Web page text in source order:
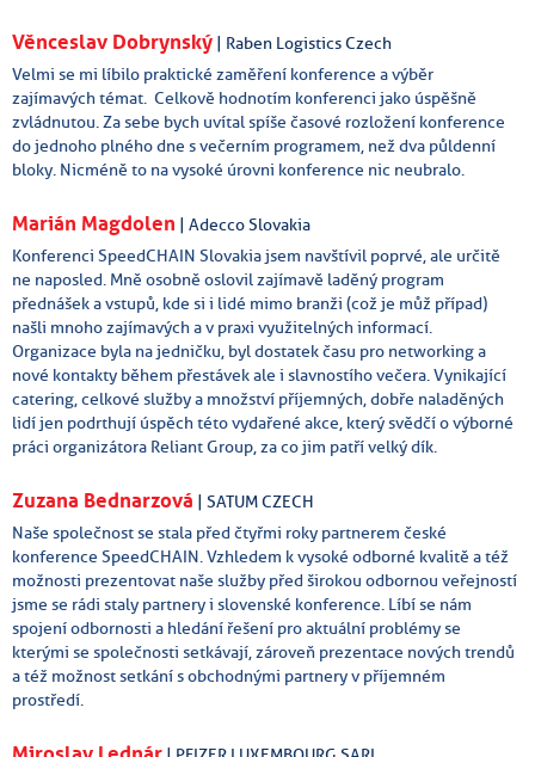
Věnceslav Dobrynský | Raben Logistics Czech
Velmi se mi líbilo praktické zaměření konference a výběr
zajímavých témat. Celkově hodnotím konferenci jako úspěšně
zvládnutou. Za sebe bych uvítal spíše časové rozložení konference
do jednoho plného dne s večerním programem, než dva půldenní
bloky. Nicméně to na vysoké úrovni konference nic neubralo.
Marián Magdolen | Adecco Slovakia
Konferenci SpeedCHAIN Slovakia jsem navštívil poprvé, ale určitě
ne naposled. Mně osobně oslovil zajímavě laděný program
přednášek a vstupů, kde si i lidé mimo branži (což je můž případ)
našli mnoho zajímavých a v praxi využitelných informací.
Organizace byla na jedničku, byl dostatek času pro networking a
nové kontakty během přestávek ale i slavnostího večera. Vynikající
catering, celkové služby a množství příjemných, dobře naladěných
lidí jen podrthují úspěch této vydařené akce, který svědčí o výborné
práci organizátora Reliant Group, za co jim patří velký dík.
Zuzana Bednarzová | SATUM CZECH
Naše společnost se stala před čtyřmi roky partnerem české
konference SpeedCHAIN. Vzhledem k vysoké odborné kvalitě a též
možnosti prezentovat naše služby před širokou odbornou veřejností
jsme se rádi staly partnery i slovenské konference. Líbí se nám
spojení odbornosti a hledání řešení pro aktuální problémy se
kterými se společnosti setkávají, zároveň prezentace nových trendů
a též možnost setkání s obchodnými partnery v příjemném
prostředí.